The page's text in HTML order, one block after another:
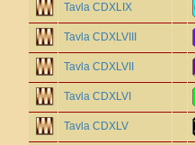
Tavla CDXLIX
Tavla CDXLVIII
Tavla CDXLVII
Tavla CDXLVI
Tavla CDXLV